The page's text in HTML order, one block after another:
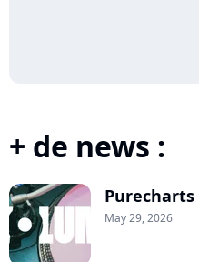
+ de news :
Purecharts
May 29, 2026